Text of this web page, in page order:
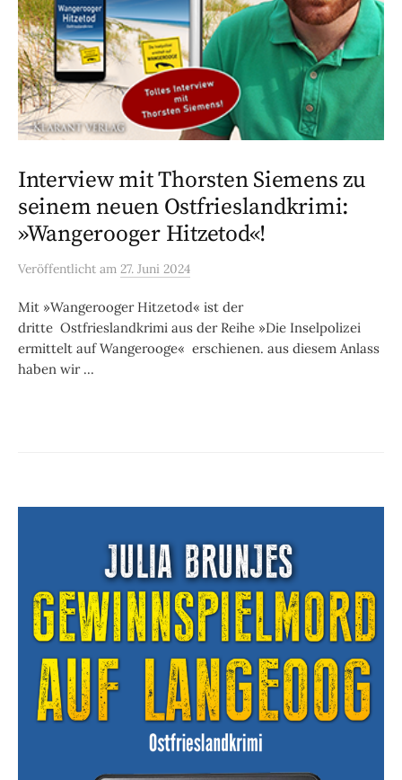
Interview mit Thorsten Siemens zu
seinem neuen Ostfrieslandkrimi:
»Wangerooger Hitzetod«!
Veröffentlicht am 27. Juni 2024
Mit »Wangerooger Hitzetod« ist der
dritte Ostfrieslandkrimi aus der Reihe »Die Inselpolizei
ermittelt auf Wangerooge« erschienen. aus diesem Anlass
haben wir ...